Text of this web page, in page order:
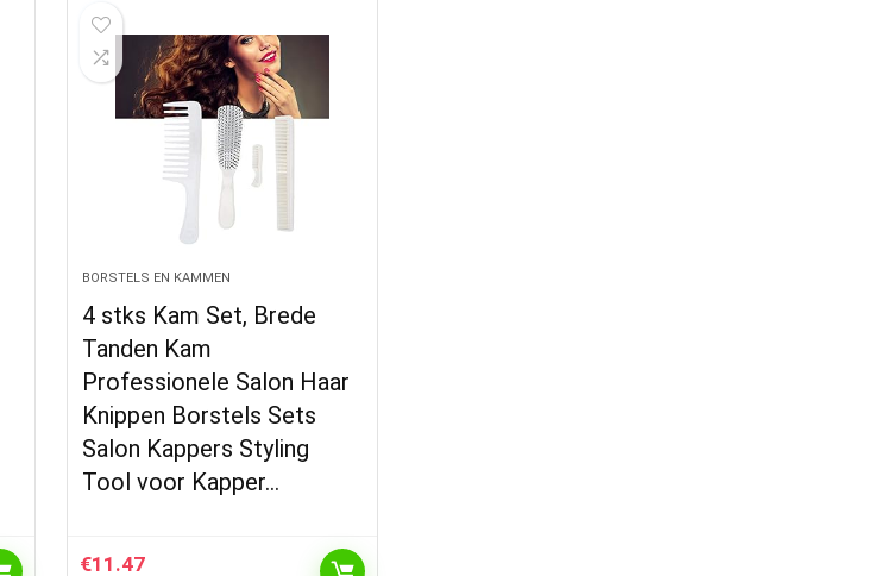
BORSTELS EN KAMMEN
4 stks Kam Set, Brede
Tanden Kam
Professionele Salon Haar
Knippen Borstels Sets
Salon Kappers Styling
Tool voor Kapper…
€11.47